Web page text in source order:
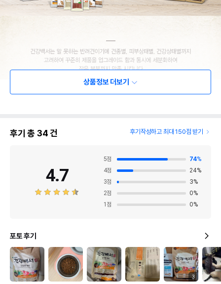
상품정보 더보기
후기 총 34건 후기작성하고 최대 150점 받기
4.7
5점 74%
4점 24%
3점 3%
2점 0%
1 점 0%
포토 후기
3